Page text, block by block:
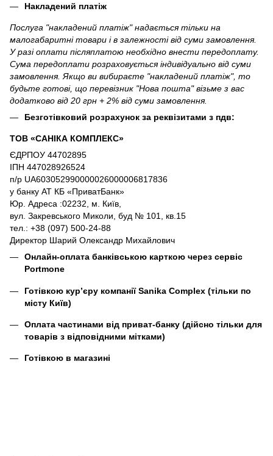
Накладений платіж
Послуга "накладений платіж" надається тільки на
малогабаритні товари і в залежності від суми замовлення.
У разі оплати післяплатою необхідно внести передоплату.
Сума передоплати розраховується індивідуально від суми
замовлення. Якщо ви вибираєте "накладений платіж", то
будьте готові, що перевізник "Нова пошта" візьме з вас
додатково від 20 грн + 2% від суми замовлення.
Безготівковий розрахунок за реквізитами з пдв:
ТОВ «САНІКА КОМПЛЕКС»
ЄДРПОУ 44702895
ІПН 447028926524
п/р UA603052990000026000006817836
у банку АТ КБ «ПриватБанк»
Юр. Адреса :02232, м. Київ,
вул. Закревського Миколи, буд № 101, кв.15
тел.: +38 (097) 500-24-88
Директор Шарий Олександр Михайлович
Онлайн-оплата банківською карткою через сервіс
Portmone
Готівкою кур’єру компаніїSanika Complex (тільки по
місту Київ)
Оплата частинами від приват-банку (дійсно тільки для
товарів з відповідними мітками)
Готівкою в магазині